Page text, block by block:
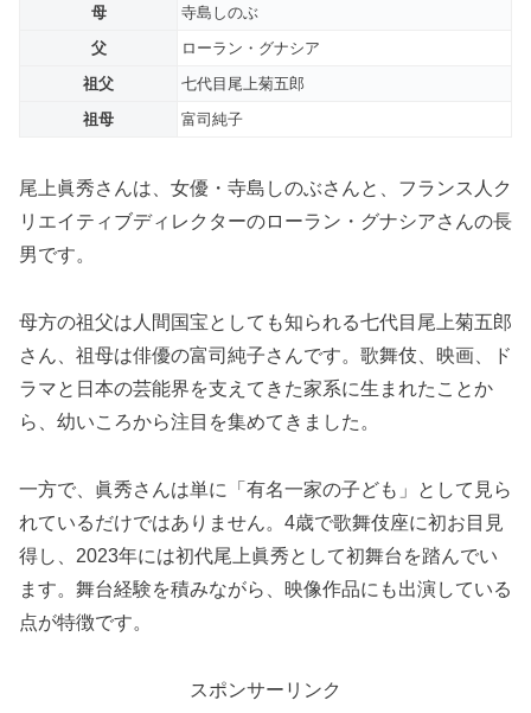
母
寺島しのぶ
父
ローラン・グナシア
祖父
七代目尾上菊五郎
祖母
富司純子
尾上眞秀さんは、女優・寺島しのぶさんと、フランス人ク
リエイティブディレクターのローラン・グナシアさんの長
男です。
母方の祖父は人間国宝としても知られる七代目尾上菊五郎
さん、祖母は俳優の富司純子さんです。歌舞伎、映画、ド
ラマと日本の芸能界を支えてきた家系に生まれたことか
ら、幼いころから注目を集めてきました。
一方で、眞秀さんは単に「有名一家の子ども」として見ら
れているだけではありません。4歳で歌舞伎座に初お目見
得し、2023年には初代尾上眞秀として初舞台を踏んでい
ます。舞台経験を積みながら、映像作品にも出演している
点が特徴です。
スポンサーリンク